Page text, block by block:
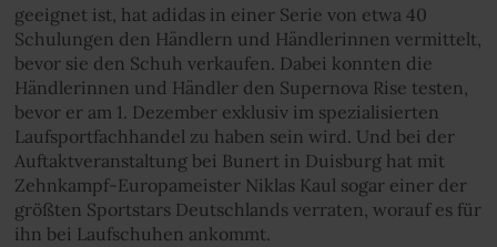
geeignet ist, hat adidas in einer Serie von etwa 40
Schulungen den Händlern und Händlerinnen vermittelt,
bevor sie den Schuh verkaufen. Dabei konnten die
Händlerinnen und Händler den Supernova Rise testen,
bevor er am 1. Dezember exklusiv im spezialisierten
Laufsportfachhandel zu haben sein wird. Und bei der
Auftaktveranstaltung bei Bunert in Duisburg hat mit
Zehnkampf-Europameister Niklas Kaul sogar einer der
größten Sportstars Deutschlands verraten, worauf es für
ihn bei Laufschuhen ankommt.